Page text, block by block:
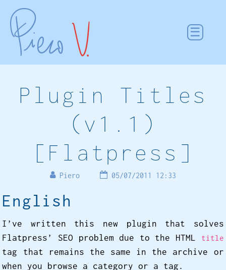
Plugin Titles
(v1.1)
[Flatpress]
Piero 05/07/2011 12:33
English
I’ve written this new plugin that solves
Flatpress’ SEO problem due to the HTML
title
tag that remains the same in the archive or
when you browse a category or a tag.